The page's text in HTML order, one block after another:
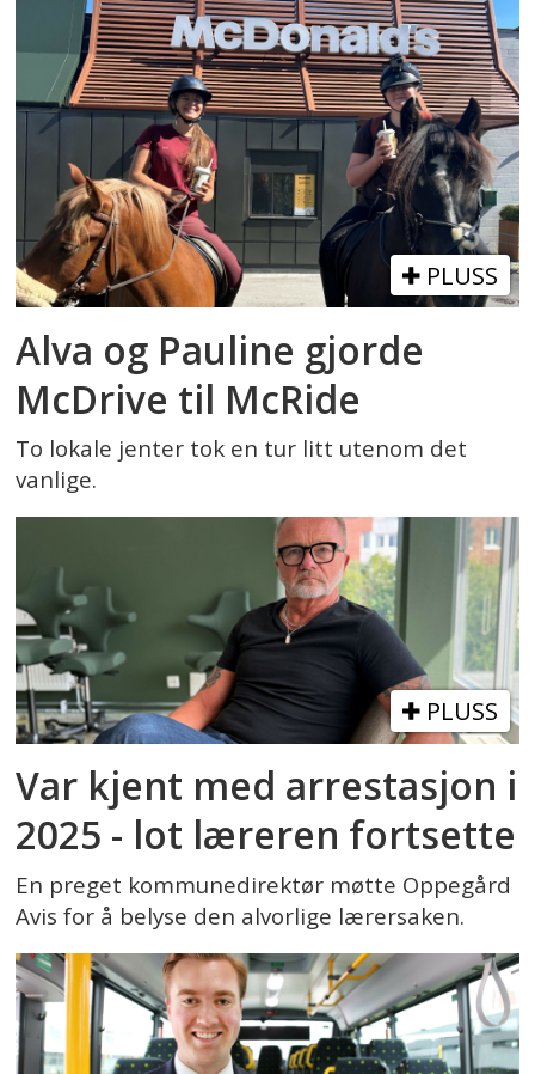
PLUSS
Alva og Pauline gjorde
McDrive til McRide
To lokale jenter tok en tur litt utenom det
vanlige.
PLUSS
Var kjent med arrestasjon i
2025 - lot læreren fortsette
En preget kommunedirektør møtte Oppegård
Avis for å belyse den alvorlige lærersaken.